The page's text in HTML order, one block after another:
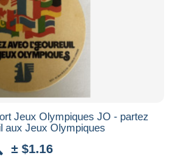
Jeux Olympiques JO - partez
aux Jeux Olympiques
± $1.16